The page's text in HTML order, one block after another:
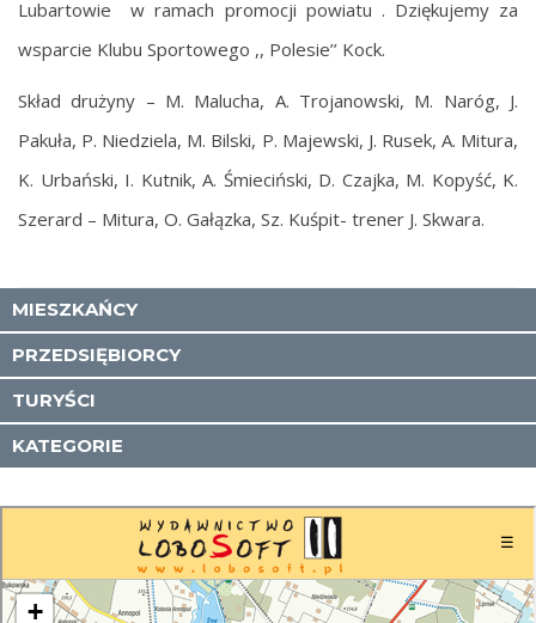
Lubartowie w ramach promocji powiatu . Dziękujemy za
wsparcie Klubu Sportowego ,, Polesie’’ Kock.
Skład drużyny – M. Malucha, A. Trojanowski, M. Naróg, J.
Pakuła, P. Niedziela, M. Bilski, P. Majewski, J. Rusek, A. Mitura,
K. Urbański, I. Kutnik, A. Śmieciński, D. Czajka, M. Kopyść, K.
Szerard – Mitura, O. Gałązka, Sz. Kuśpit- trener J. Skwara.
MIESZKAŃCY
PRZEDSIĘBIORCY
TURYŚCI
KATEGORIE